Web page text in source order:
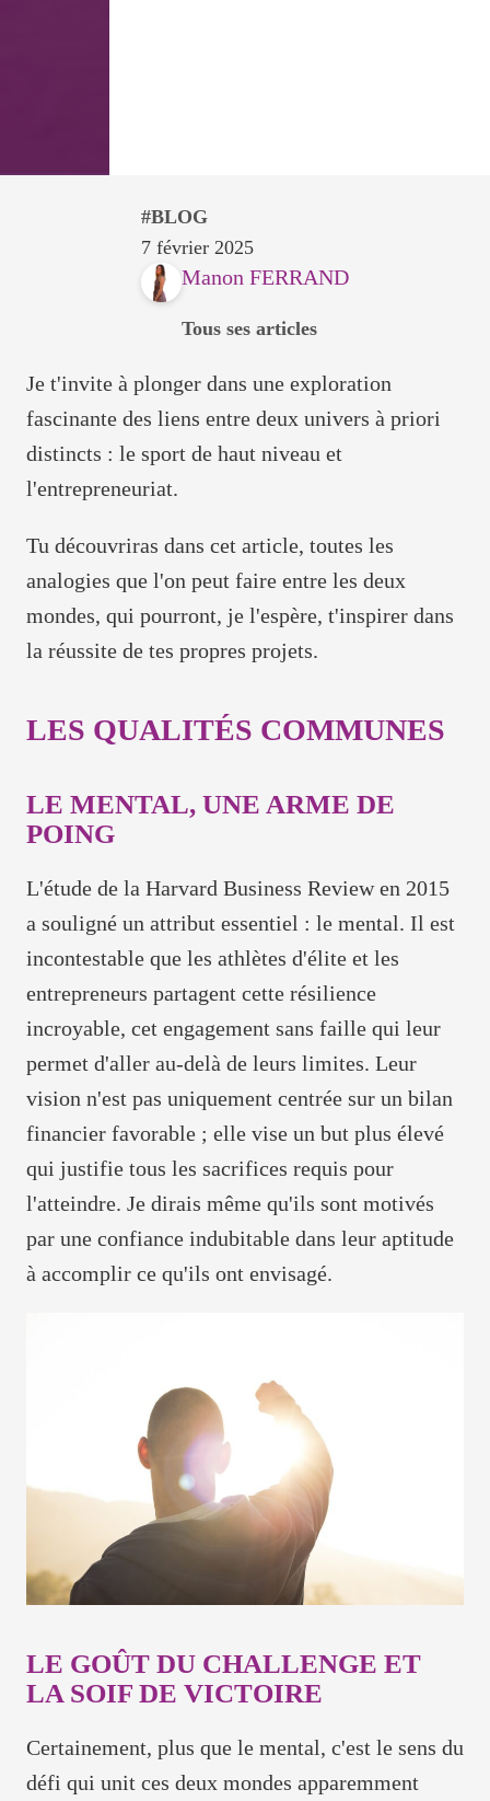
BLOG
7 février 2025
Manon FERRAND
Tous ses articles
Je t'invite à plonger dans une exploration
fascinante des liens entre deux univers à priori
distincts : le sport de haut niveau et
l'entrepreneuriat.
Tu découvriras dans cet article, toutes les
analogies que l'on peut faire entre les deux
mondes, qui pourront, je l'espère, t'inspirer dans
la réussite de tes propres projets.
LES QUALITÉS COMMUNES
LE MENTAL, UNE ARME DE
POING
L'étude de la Harvard Business Review en 2015
a souligné un attribut essentiel : le mental. Il est
incontestable que les athlètes d'élite et les
entrepreneurs partagent cette résilience
incroyable, cet engagement sans faille qui leur
permet d'aller au-delà de leurs limites. Leur
vision n'est pas uniquement centrée sur un bilan
financier favorable ; elle vise un but plus élevé
qui justifie tous les sacrifices requis pour
l'atteindre. Je dirais même qu'ils sont motivés
par une confiance indubitable dans leur aptitude
à accomplir ce qu'ils ont envisagé.
LE GOÛT DU CHALLENGE ET
LA SOIF DE VICTOIRE
Certainement, plus que le mental, c'est le sens du
défi qui unit ces deux mondes apparemment